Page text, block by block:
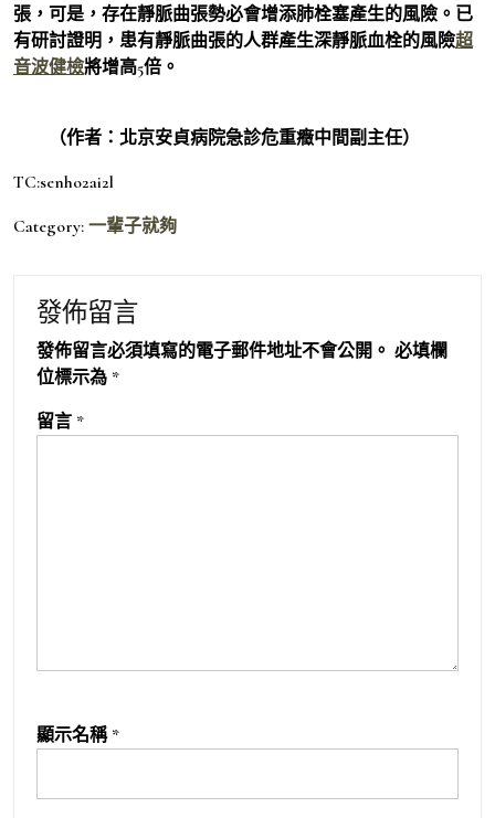
張，可是，存在靜脈曲張勢必會增添肺栓塞產生的風險。已
有研討證明，患有靜脈曲張的人群產生深靜脈血栓的風險超
音波健檢將增高5倍。
（作者：北京安貞病院急診危重癥中間副主任）
TC:senho2ai2l
Category: 一輩子就夠
發佈留言
發佈留言必須填寫的電子郵件地址不會公開。 必填欄
位標示為 *
留言 *
顯示名稱 *